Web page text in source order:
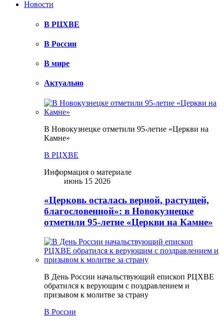
Новости
В РЦХВЕ
В России
В мире
Актуально
В Новокузнецке отметили 95-летие «Церкви на
Камне»
В РЦХВЕ
Информация о материале
июнь 15 2026
«Церковь осталась верной, растущей,
благословенной»: в Новокузнецке
отметили 95-летие «Церкви на Камне»
В День России начальствующий епископ РЦХВЕ
обратился к верующим с поздравлением и
призывом к молитве за страну
В России